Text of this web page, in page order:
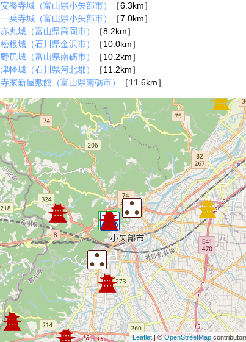
安養寺城（富山県小矢部市）
［6.3km］
一乗寺城（富山県小矢部市）
［7.0km］
赤丸城（富山県高岡市）
［8.2km］
松根城（石川県金沢市）
［10.0km］
野尻城（富山県南砺市）
［10.2km］
津幡城（石川県河北郡）
［11.2km］
寺家新屋敷館（富山県南砺市）
［11.6km］
Leaflet| ©OpenStreetMap